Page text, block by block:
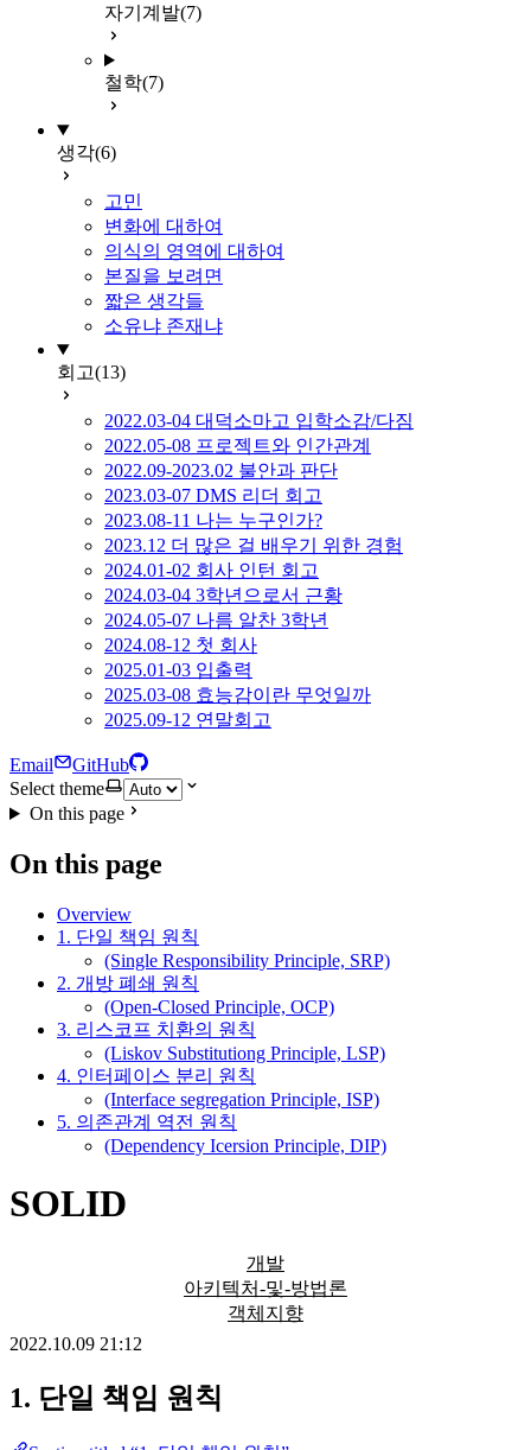
자기계발(7)
철학(7)
생각(6)
고민
변화에 대하여
의식의 영역에 대하여
본질을 보려면
짧은 생각들
소유냐 존재냐
회고(13)
2022.03-04 대덕소마고 입학소감/다짐
2022.05-08 프로젝트와 인간관계
2022.09-2023.02 불안과 판단
2023.03-07 DMS 리더 회고
2023.08-11 나는 누구인가?
2023.12 더 많은 걸 배우기 위한 경험
2024.01-02 회사 인턴 회고
2024.03-04 3학년으로서 근황
2024.05-07 나름 알찬 3학년
2024.08-12 첫 회사
2025.01-03 입출력
2025.03-08 효능감이란 무엇일까
2025.09-12 연말회고
Email
GitHub
Select theme
On this page
On this page
Overview
1. 단일 책임 원칙
(Single Responsibility Principle, SRP)
2. 개방 폐쇄 원칙
(Open-Closed Principle, OCP)
3. 리스코프 치환의 원칙
(Liskov Substitutiong Principle, LSP)
4. 인터페이스 분리 원칙
(Interface segregation Principle, ISP)
5. 의존관계 역전 원칙
(Dependency Icersion Principle, DIP)
SOLID
개발
아키텍처-및-방법론
객체지향
2022.10.09 21:12
1. 단일 책임 원칙